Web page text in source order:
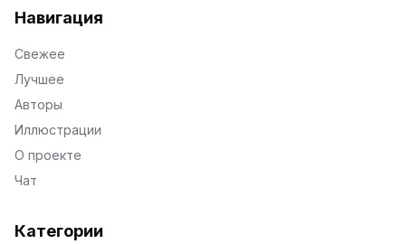
Навигация
Свежее
Лучшее
Авторы
Иллюстрации
О проекте
Чат
Категории